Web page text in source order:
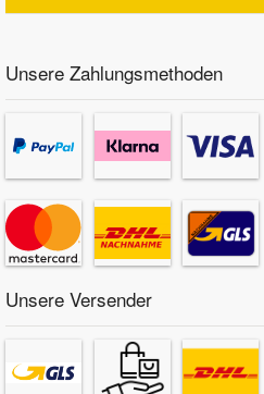
Unsere Zahlungsmethoden
Unsere Versender